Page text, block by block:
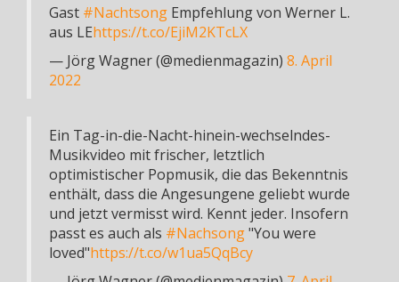
Gast #Nachtsong Empfehlung von Werner L.
aus LEhttps://t.co/EjiM2KTcLX
— Jörg Wagner (@medienmagazin) 8. April
2022
Ein Tag-in-die-Nacht-hinein-wechselndes-
Musikvideo mit frischer, letztlich
optimistischer Popmusik, die das Bekenntnis
enthält, dass die Angesungene geliebt wurde
und jetzt vermisst wird. Kennt jeder. Insofern
passt es auch als #Nachsong"You were
loved"https://t.co/w1ua5QqBcy